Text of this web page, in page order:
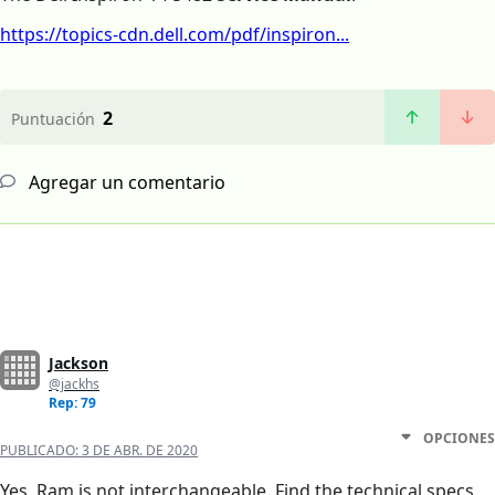
https://topics-cdn.dell.com/pdf/inspiron...
Puntuación 2
Agregar un comentario
Jackson
@jackhs
Rep: 79
PUBLICADO:3 DE ABR. DE 2020
OPCIONES